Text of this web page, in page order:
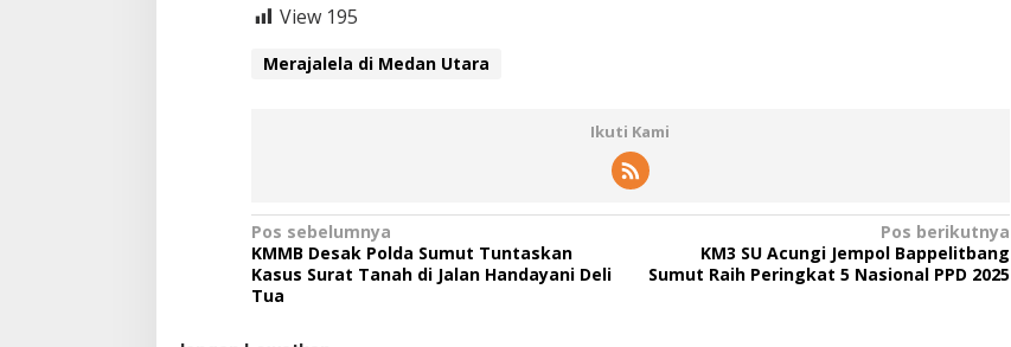
View 195
Merajalela di Medan Utara
Ikuti Kami
N
a
v
Pos sebelumnya
KMMB Desak Polda Sumut Tuntaskan
Kasus Surat Tanah di Jalan Handayani Deli
Tua
Pos berikutnya
KM3 SU Acungi Jempol Bappelitbang
Sumut Raih Peringkat 5 Nasional PPD 2025